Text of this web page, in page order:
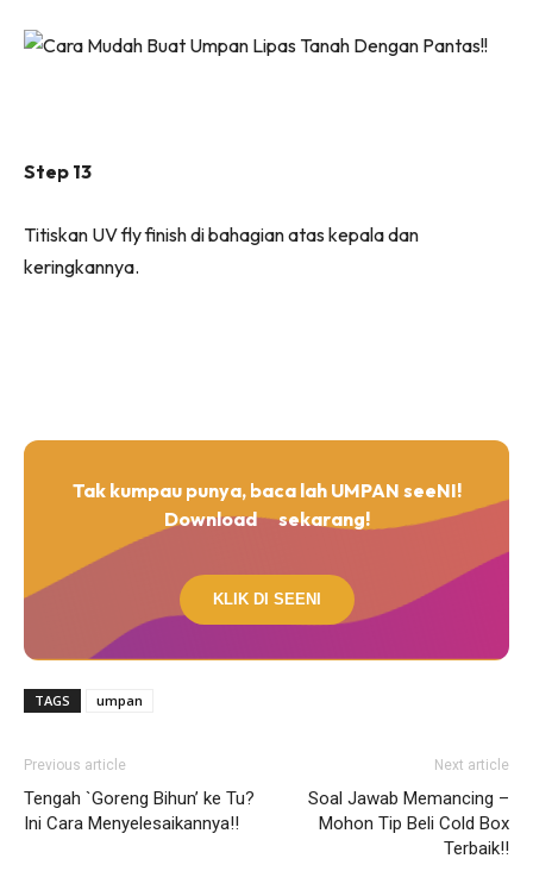
Step 13
Titiskan UV fly finish di bahagian atas kepala dan
keringkannya.
Tak kumpau punya, baca lah UMPAN seeNI!
Download
sekarang!
KLIK DI SEENI
TAGS umpan
Previous article
Tengah `Goreng Bihun’ ke Tu?
Ini Cara Menyelesaikannya!!
Next article
Soal Jawab Memancing –
Mohon Tip Beli Cold Box
Terbaik!!